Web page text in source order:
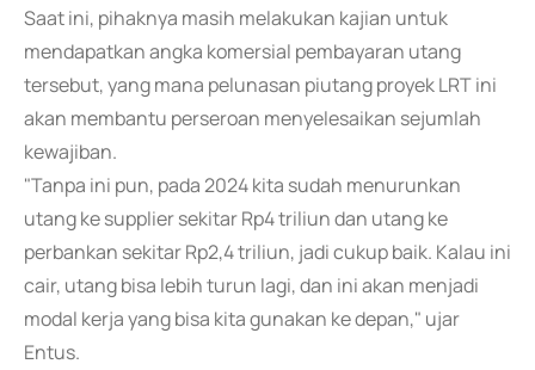
Saat ini, pihaknya masih melakukan kajian untuk
mendapatkan angka komersial pembayaran utang
tersebut, yang mana pelunasan piutang proyek LRT ini
akan membantu perseroan menyelesaikan sejumlah
kewajiban.
"Tanpa ini pun, pada 2024 kita sudah menurunkan
utang ke supplier sekitar Rp4 triliun dan utang ke
perbankan sekitar Rp2,4 triliun, jadi cukup baik. Kalau ini
cair, utang bisa lebih turun lagi, dan ini akan menjadi
modal kerja yang bisa kita gunakan ke depan," ujar
Entus.